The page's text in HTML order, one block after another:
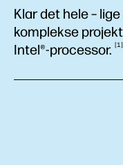
Klar det hele –
komplekse
Intel®-processor.
1